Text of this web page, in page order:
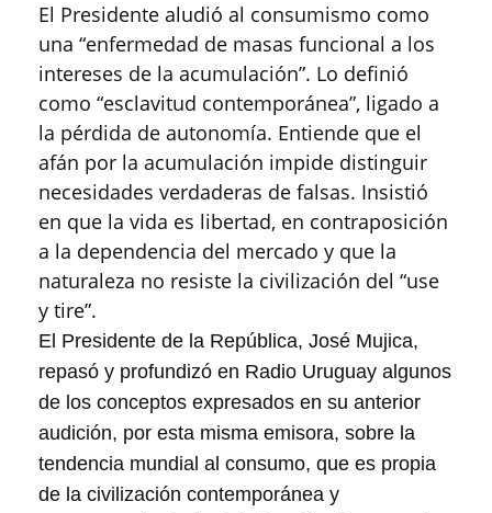
El Presidente aludió al consumismo como
una “enfermedad de masas funcional a los
intereses de la acumulación”. Lo definió
como “esclavitud contemporánea”, ligado a
la pérdida de autonomía. Entiende que el
afán por la acumulación impide distinguir
necesidades verdaderas de falsas. Insistió
en que la vida es libertad, en contraposición
a la dependencia del mercado y que la
naturaleza no resiste la civilización del “use
y tire”.
El Presidente de la República, José Mujica,
repasó y profundizó en Radio Uruguay algunos
de los conceptos expresados en su anterior
audición, por esta misma emisora, sobre la
tendencia mundial al consumo, que es propia
de la civilización contemporánea y